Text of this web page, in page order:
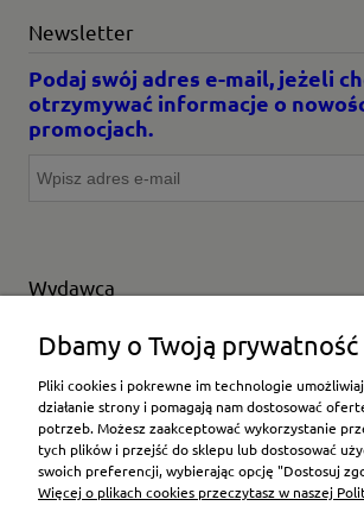
Newsletter
Podaj swój adres e-mail, jeżeli
otrzymywać informacje o
promocjach.
Wydawca
Wybierz producenta
Moje konto
Płatności i dostawa
Dbamy o Twoją prywatność
Pliki cookies i pokrewne im technologie
działanie strony i pomagają nam dostosować
potrzeb. Możesz zaakceptować wykorzystanie
tych plików i przejść do sklepu lub dostosować
swoich preferencji, wybierając opcję "Dostosuj
Więcej o plikach cookies przeczytasz w naszej